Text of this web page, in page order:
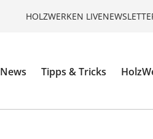
HOLZWERKEN LIVE
News Tipps & Tricks